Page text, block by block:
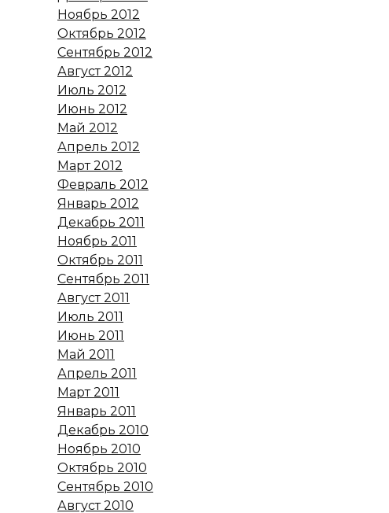
Ноябрь 2012
Октябрь 2012
Сентябрь 2012
Август 2012
Июль 2012
Июнь 2012
Май 2012
Апрель 2012
Март 2012
Февраль 2012
Январь 2012
Декабрь 2011
Ноябрь 2011
Октябрь 2011
Сентябрь 2011
Август 2011
Июль 2011
Июнь 2011
Май 2011
Апрель 2011
Март 2011
Январь 2011
Декабрь 2010
Ноябрь 2010
Октябрь 2010
Сентябрь 2010
Август 2010